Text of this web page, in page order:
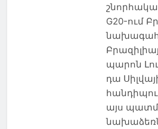
G20-ում
պարոն
դա
այս